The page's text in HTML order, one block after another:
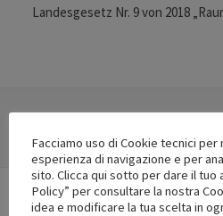
CONTATTI
Landesgesetz Nr. 9 von 2018
Facciamo uso di Cookie tecnici per
esperienza di navigazione e per
sito. Clicca qui sotto per dare il tuo
Policy” per consultare la nostra
idea e modificare la tua scelta in